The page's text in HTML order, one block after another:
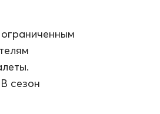
сезон